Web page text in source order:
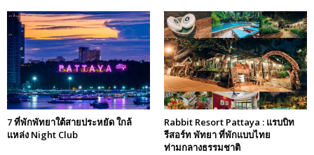
7 ที่พักพัทยาใต้สายประหยัด ใกล้
แหล่ง Night Club
Rabbit Resort Pattaya : แรบบิท
รีสอร์ท พัทยา ที่พักแบบไทย
ท่ามกลางธรรมชาติ